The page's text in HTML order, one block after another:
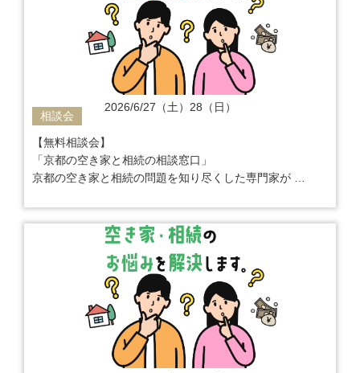
相談会
2026/6/27（土）28（日）
【無料相談会】
「京都の空き家と相続の相談窓口」
京都の空き家と相続の問題を知り尽くした専門家が